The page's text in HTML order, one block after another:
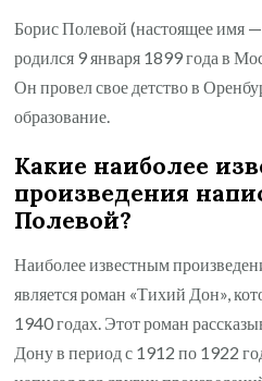
Борис Полевой (настоящее имя
родился 9 января 1899 года в
Он провел свое детство в
образование.
Какие наиболее
произведения
Полевой?
Наиболее известным
является роман «Тихий Дон»,
1940 годах. Этот роман
Дону в период с 1912 по 1922